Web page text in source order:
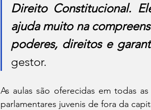
Direito Constitucional.
ajuda muito na
poderes, direitos e
gestor.
As aulas são oferecidas em todas
parlamentares juvenis de fora da